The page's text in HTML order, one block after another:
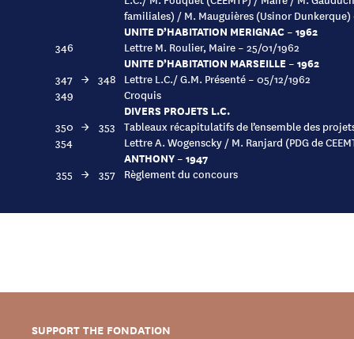
familiales) / M. Mauguières (Usinor Dunkerque)
UNITE D’HABITATION MERIGNAC – 1962
346 Lettre M. Roulier, Maire – 25/01/1962
UNITE D’HABITATION MARSEILLE – 1962
347 → 348 Lettre L.C./ G.M. Présenté – 05/12/1962
349
Croquis
DIVERS PROJETS L.C.
350 → 353 Tableaux récapitulatifs de l’ensemble des
354
Lettre A. Wogenscky / M. Ranjard (PDG de
ANTHONY – 1947
355 → 357 Règlement du concours
SUPPORT THE FONDATION